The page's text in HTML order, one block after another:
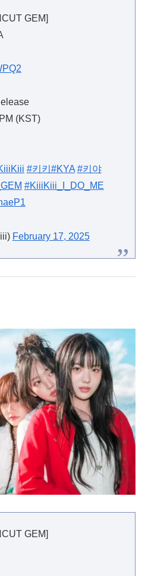
GEM]
(KST)
#키키 #KYA #키야
#KiiiKiii_I_DO_ME
February 17, 2025
GEM]